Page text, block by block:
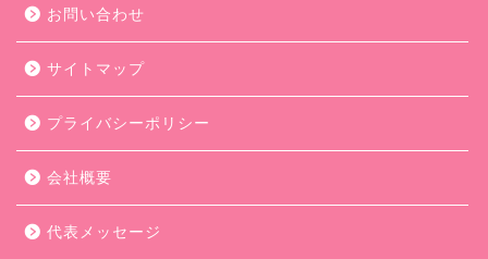
お問い合わせ
サイトマップ
プライバシーポリシー
会社概要
代表メッセージ